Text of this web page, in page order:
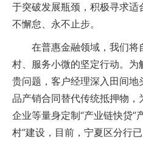
于突破发展瓶颈，积极寻求
不懈怠、永不止步。
在普惠金融领域，我们将
村、服务小微的坚定行动。
贵问题，客户经理深入田间
品产销合同替代传统抵押物
企业等量身定制“产业链快贷”
村”建设，目前，宁夏区分行